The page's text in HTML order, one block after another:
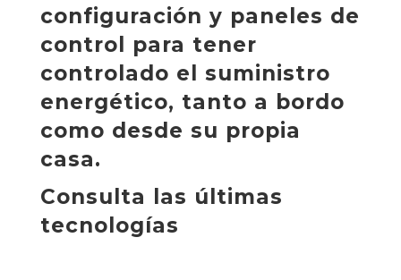
configuración y paneles de
control para tener
controlado el suministro
energético, tanto a bordo
como desde su propia
casa.
Consulta las últimas
tecnologías